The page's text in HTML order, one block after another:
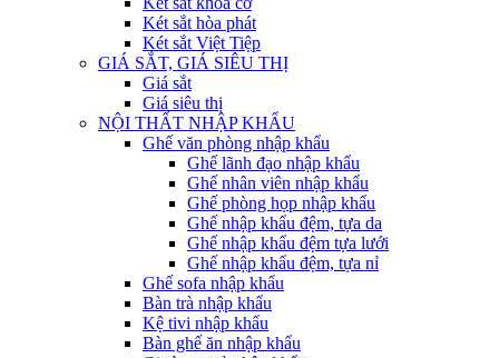
Két sắt hòa phát
Két sắt Việt Tiệp
GIÁ SẮT, GIÁ SIÊU THỊ
Giá sắt
Giá siêu thị
NỘI THẤT NHẬP KHẨU
Ghế văn phòng nhập khẩu
Ghế lãnh đạo nhập khẩu
Ghế nhân viên nhập khẩu
Ghế phòng họp nhập khẩu
Ghế nhập khẩu đệm, tựa da
Ghế nhập khẩu đệm tựa lưới
Ghế nhập khẩu đệm, tựa nỉ
Ghế sofa nhập khẩu
Bàn trà nhập khẩu
Kệ tivi nhập khẩu
Bàn ghế ăn nhập khẩu